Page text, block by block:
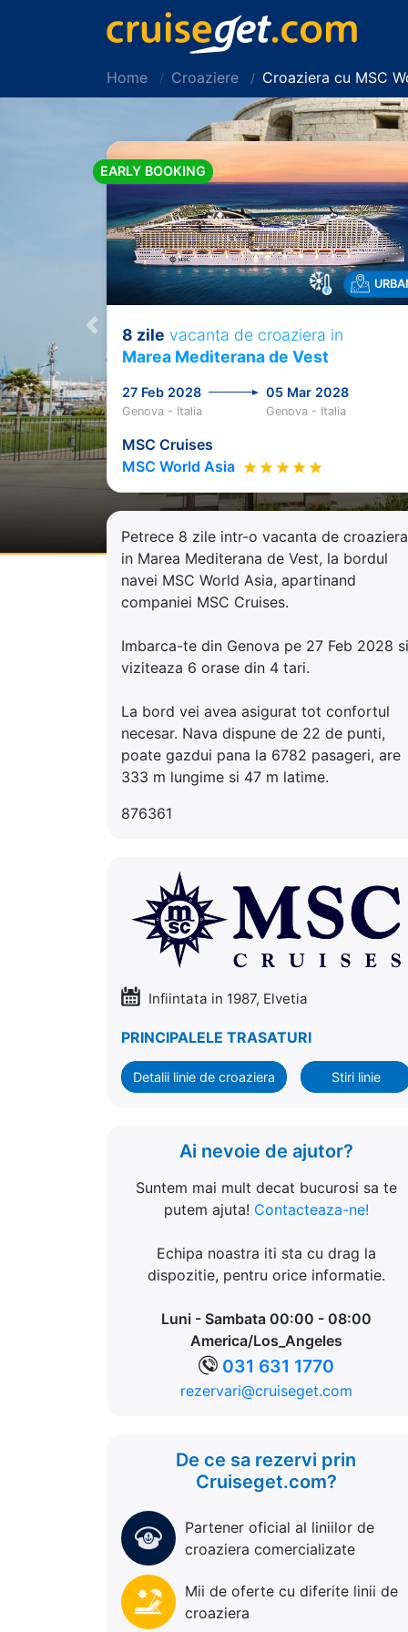
Home Croaziere Croaziera cu MSC
Previous
EARLY BOOKING
8 zile vacanta de croaziera in
Marea Mediterana de Vest
27 Feb 2028 05 Mar 2028
Genova - Italia Genova - Italia
MSC Cruises
MSC World Asia
Petrece 8 zile intr-o vacanta de croaziera
in Marea Mediterana de Vest, la bordul
navei MSC World Asia, apartinand
companiei MSC Cruises.
Imbarca-te din Genova pe 27 Feb 2028 si
viziteaza 6 orase din 4 tari.
La bord vei avea asigurat tot confortul
necesar. Nava dispune de 22 de punti,
poate gazdui pana la 6782 pasageri, are
333 m lungime si 47 m latime.
876361
Infiintata in 1987, Elvetia
PRINCIPALELE TRASATURI
Detalii linie de croaziera Stiri linie
Ai nevoie de ajutor?
Suntem mai mult decat bucurosi sa te
putem ajuta! Contacteaza-ne!
Echipa noastra iti sta cu drag la
dispozitie, pentru orice informatie.
Luni - Sambata 00:00 - 08:00
America/Los_Angeles
031 631 1770
rezervari@cruiseget.com
De ce sa rezervi prin
Cruiseget.com?
Partener oficial al liniilor de
croaziera comercializate
Mii de oferte cu diferite linii de
croaziera